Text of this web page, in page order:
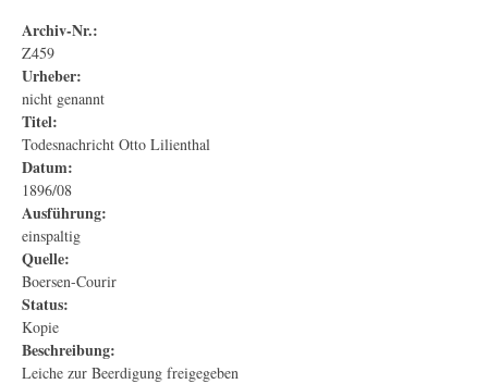
Archiv-Nr.:
Z459
Urheber:
nicht genannt
Titel:
Todesnachricht Otto Lilienthal
Datum:
1896/08
Ausführung:
einspaltig
Quelle:
Boersen-Courir
Status:
Kopie
Beschreibung:
Leiche zur Beerdigung freigegeben